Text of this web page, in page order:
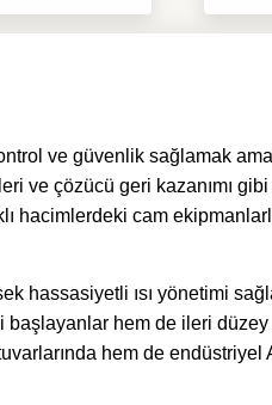
ve güvenlik sağlamak
ve çözücü geri kazanımı
hacimlerdeki cam
hassasiyetli ısı yönetimi
başlayanlar hem de ileri düzey
hem de endüstriyel